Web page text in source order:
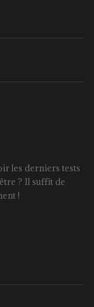
les derniers tests
? Il suffit de
!